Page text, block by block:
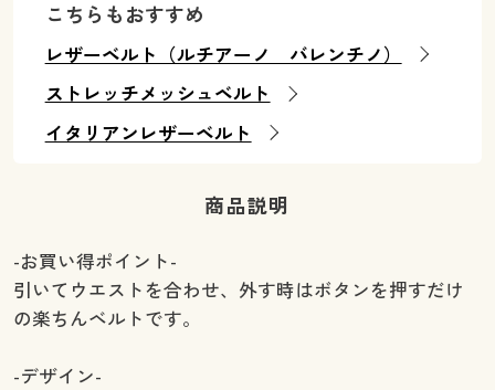
こちらもおすすめ
レザーベルト（ルチアーノ バレンチノ）
ストレッチメッシュベルト
イタリアンレザーベルト
商品説明
-お買い得ポイント-
引いてウエストを合わせ、外す時はボタンを押すだけ
の楽ちんベルトです。
-デザイン-